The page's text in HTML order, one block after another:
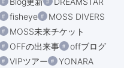
fisheye
MOSS DIVERS
MOSS未来チケット
OFFの出来事
offブログ
VIPツアー
YONARA